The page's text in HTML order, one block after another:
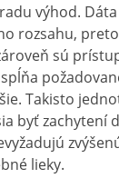
výhod.
rozsahu,
sú
Takisto
byť zachytení
lieky.